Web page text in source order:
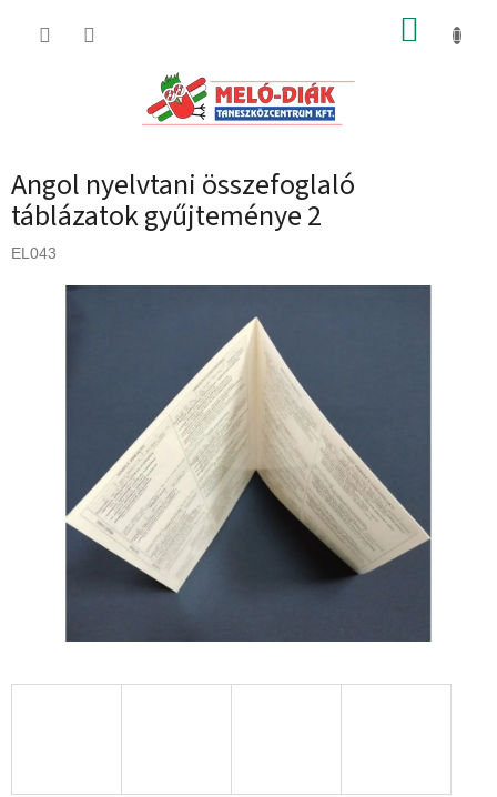
KOSÁR
Angol nyelvtani összefoglaló
táblázatok gyűjteménye 2
EL043